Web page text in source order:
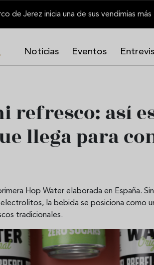
Noticias Eventos
refresco: así
llega para
Hop Water elaborada en España.
la bebida se posiciona como
tradicionales.
Sopa fría de sandía: el plato
que querrás repetir todo el
verano